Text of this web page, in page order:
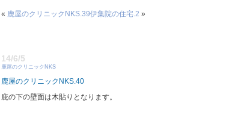
« 鹿屋のクリニックNKS.39伊集院の住宅.2 »
14/6/5
鹿屋のクリニックNKS
鹿屋のクリニックNKS.40
庇の下の壁面は木貼りとなります。